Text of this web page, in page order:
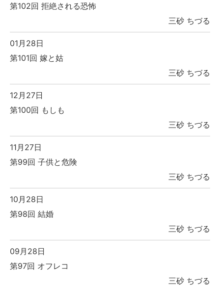
第102回 拒絶される恐怖
三砂 ちづる
01月28日
第101回 嫁と姑
三砂 ちづる
12月27日
第100回 もしも
三砂 ちづる
11月27日
第99回 子供と危険
三砂 ちづる
10月28日
第98回 結婚
三砂 ちづる
09月28日
第97回 オフレコ
三砂 ちづる